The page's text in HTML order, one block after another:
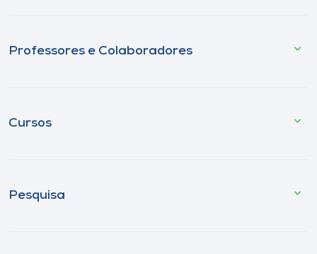
Professores e Colaboradores
Cursos
Pesquisa